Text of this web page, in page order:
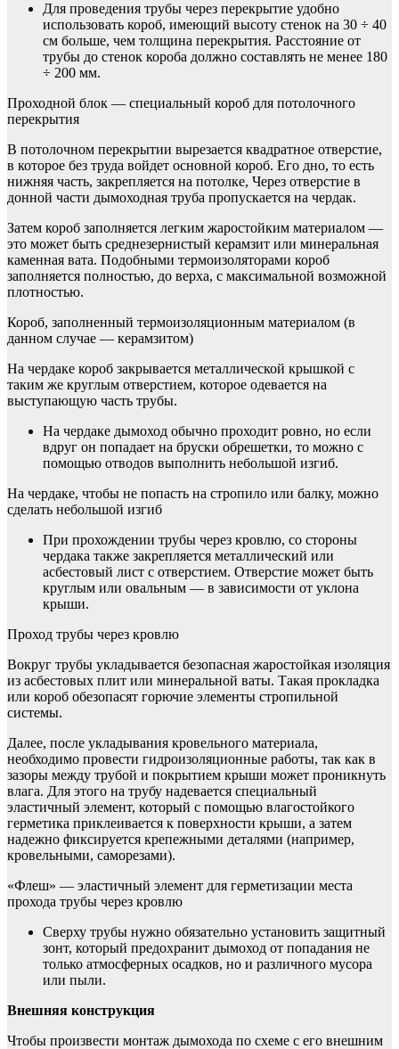
Для проведения трубы через перекрытие удобно
использовать короб, имеющий высоту стенок на 30 ÷ 40
см больше, чем толщина перекрытия. Расстояние от
трубы до стенок короба должно составлять не менее 180
÷ 200 мм.
Проходной блок — специальный короб для потолочного
перекрытия
В потолочном перекрытии вырезается квадратное отверстие,
в которое без труда войдет основной короб. Его дно, то есть
нижняя часть, закрепляется на потолке, Через отверстие в
донной части дымоходная труба пропускается на чердак.
Затем короб заполняется легким жаростойким материалом —
это может быть среднезернистый керамзит или минеральная
каменная вата. Подобными термоизоляторами короб
заполняется полностью, до верха, с максимальной возможной
плотностью.
Короб, заполненный термоизоляционным материалом (в
данном случае — керамзитом)
На чердаке короб закрывается металлической крышкой с
таким же круглым отверстием, которое одевается на
выступающую часть трубы.
На чердаке дымоход обычно проходит ровно, но если
вдруг он попадает на бруски обрешетки, то можно с
помощью отводов выполнить небольшой изгиб.
На чердаке, чтобы не попасть на стропило или балку, можно
сделать небольшой изгиб
При прохождении трубы через кровлю, со стороны
чердака также закрепляется металлический или
асбестовый лист с отверстием. Отверстие может быть
круглым или овальным — в зависимости от уклона
крыши.
Проход трубы через кровлю
Вокруг трубы укладывается безопасная жаростойкая изоляция
из асбестовых плит или минеральной ваты. Такая прокладка
или короб обезопасят горючие элементы стропильной
системы.
Далее, после укладывания кровельного материала,
необходимо провести гидроизоляционные работы, так как в
зазоры между трубой и покрытием крыши может проникнуть
влага. Для этого на трубу надевается специальный
эластичный элемент, который с помощью влагостойкого
герметика приклеивается к поверхности крыши, а затем
надежно фиксируется крепежными деталями (например,
кровельными, саморезами).
«Флеш» — эластичный элемент для герметизации места
прохода трубы через кровлю
Сверху трубы нужно обязательно установить защитный
зонт, который предохранит дымоход от попадания не
только атмосферных осадков, но и различного мусора
или пыли.
Внешняя конструкция
Чтобы произвести монтаж дымохода по схеме с его внешним